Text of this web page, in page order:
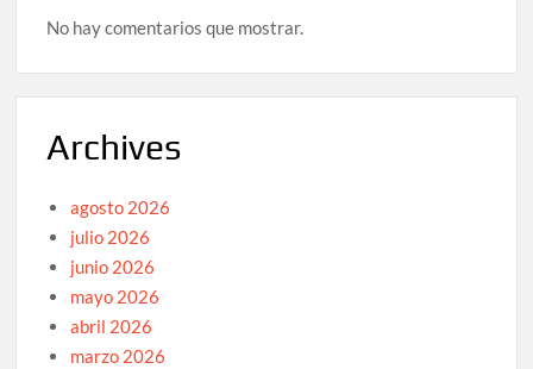
No hay comentarios que mostrar.
Archives
agosto 2026
julio 2026
junio 2026
mayo 2026
abril 2026
marzo 2026